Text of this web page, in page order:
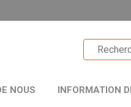
NOUS INFORMATION